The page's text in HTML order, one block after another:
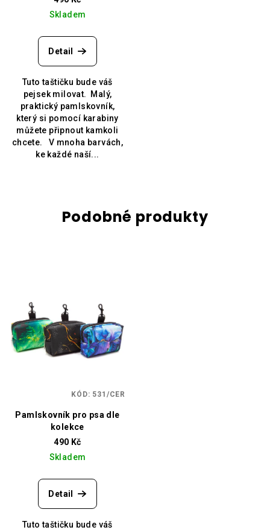
Skladem
Detail
Tuto taštičku bude váš
pejsek milovat. Malý,
praktický pamlskovník,
který si pomocí karabiny
můžete připnout kamkoli
chcete. V mnoha barvách,
ke každé naší...
Podobné produkty
Pamlskovník pro psa dle
kolekce
490 Kč
Skladem
Detail
Tuto taštičku bude váš
KÓD: 531/CER